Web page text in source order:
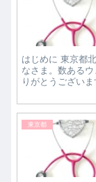
はじめに 東京都
なさま。数ある
りがとうござい
東京都